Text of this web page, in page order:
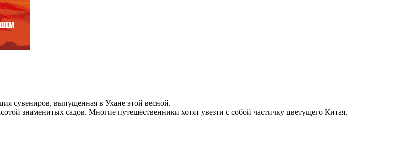
сувениров, выпущенная в Ухане этой весной.
знаменитых садов. Многие путешественники хотят увезти с собой частичку цветущего Китая.